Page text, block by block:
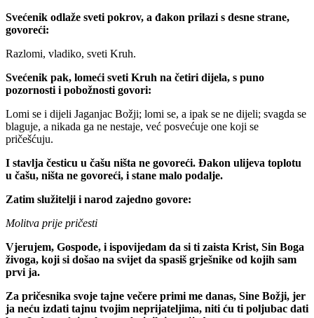
Svećenik odlaže sveti pokrov, a đakon prilazi s desne strane,
govoreći:
Razlomi, vladiko, sveti Kruh.
Svećenik pak, lomeći sveti Kruh na četiri dijela, s puno
pozornosti i pobožnosti govori:
Lomi se i dijeli Jaganjac Božji; lomi se, a ipak se ne dijeli; svagda se
blaguje, a nikada ga ne nestaje, već posvećuje one koji se
pričešćuju.
I stavlja česticu u čašu ništa ne govoreći. Đakon ulijeva toplotu
u čašu, ništa ne govoreći, i stane malo podalje.
Zatim služitelji i narod zajedno govore:
Molitva prije pričesti
Vjerujem, Gospode, i ispovijedam da si ti zaista Krist, Sin Boga
živoga, koji si došao na svijet da spasiš grješnike od kojih sam
prvi ja.
Za pričesnika svoje tajne večere primi me danas, Sine Božji, jer
ja neću izdati tajnu tvojim neprijateljima, niti ću ti poljubac dati